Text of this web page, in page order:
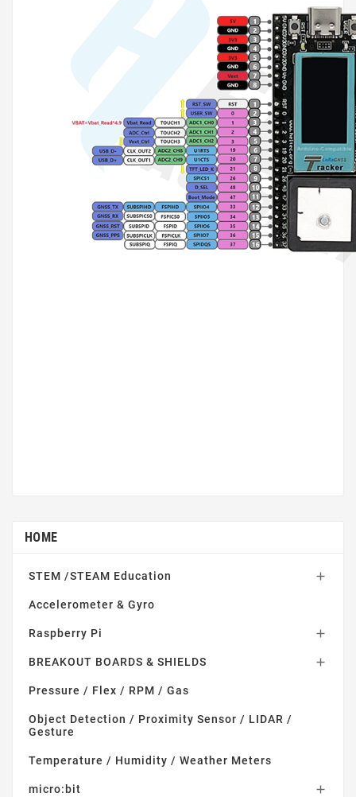
HOME
STEM /STEAM Education 
Accelerometer & Gyro
Raspberry Pi 
BREAKOUT BOARDS & SHIELDS 
Pressure / Flex / RPM / Gas
Object Detection / Proximity Sensor / LIDAR /
Gesture
Temperature / Humidity / Weather Meters
micro:bit 